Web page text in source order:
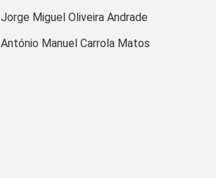
Jorge Miguel Oliveira Andrade
António Manuel Carrola Matos